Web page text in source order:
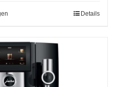
Details